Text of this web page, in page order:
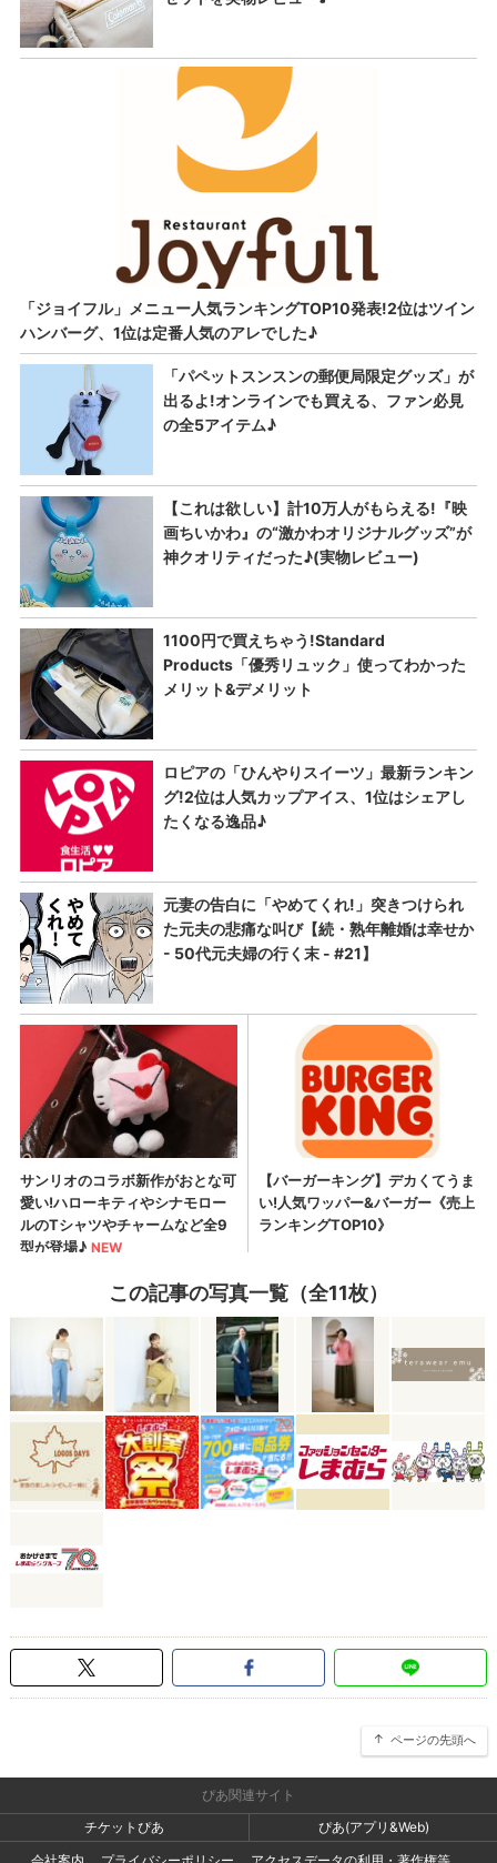
この記事の写真一覧（全11枚）
ページの先頭へ
ぴあ関連サイト
チケットぴあ
ぴあ(アプリ&Web)